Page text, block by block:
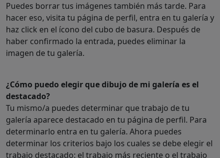
Puedes borrar tus imágenes también más tarde. Para
hacer eso, visita tu página de perfil, entra en tu galería y
haz click en el ícono del cubo de basura. Después de
haber confirmado la entrada, puedes eliminar la
imagen de tu galería.
¿Cómo puedo elegir que dibujo de mi galería es el
destacado?
Tu mismo/a puedes determinar que trabajo de tu
galería aparece destacado en tu página de perfil. Para
determinarlo entra en tu galería. Ahora puedes
determinar los criterios bajo los cuales se debe elegir el
trabajo destacado: el trabajo más reciente o el trabajo